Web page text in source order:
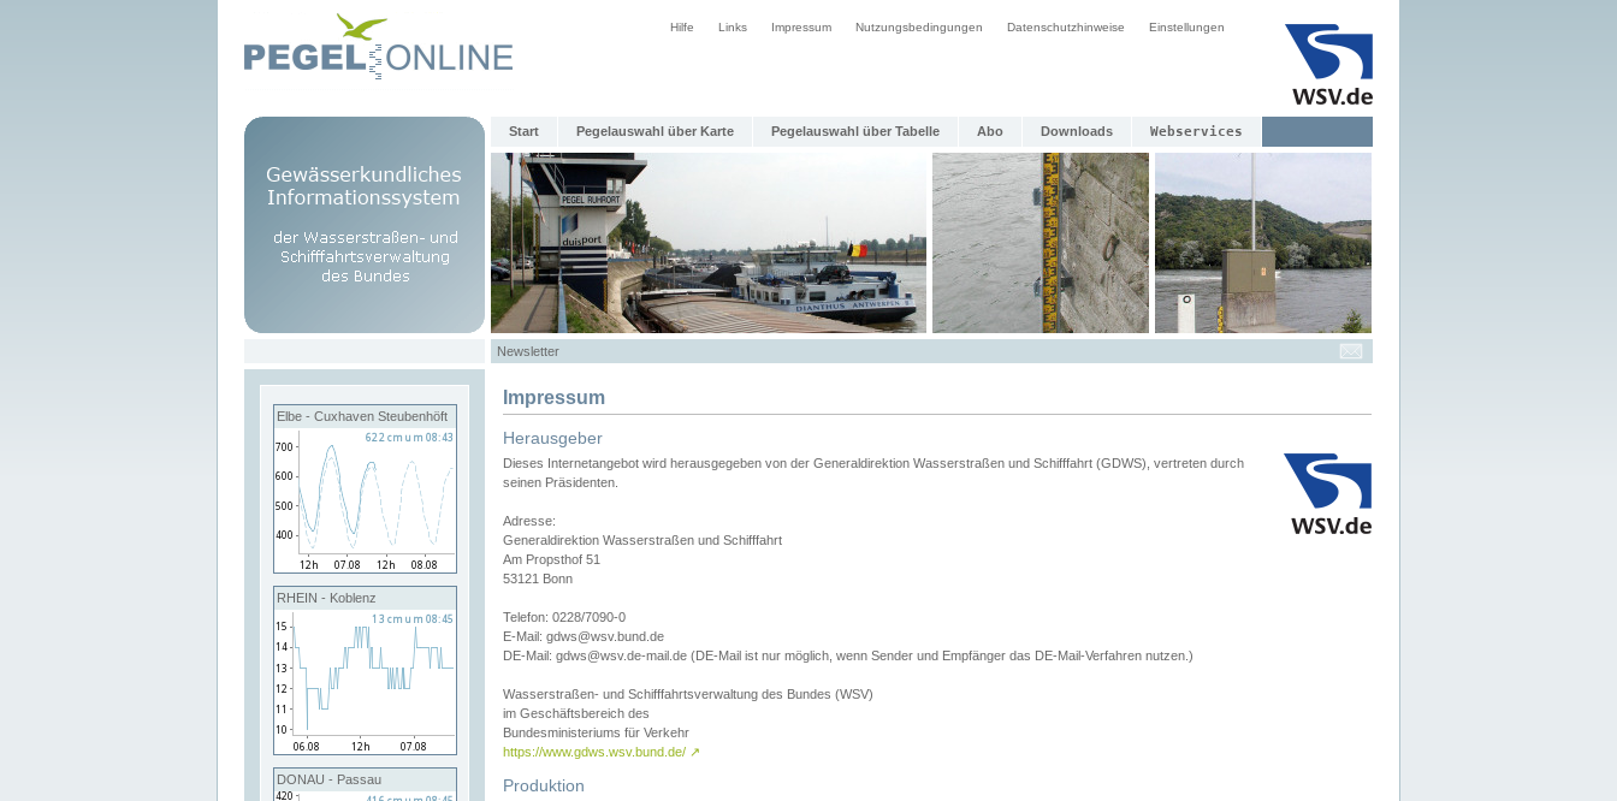
Hilfe Links Impressum Nutzungsbedingungen Datenschutzhinweise Einstellungen
Start Pegelauswahl über Karte Pegelauswahl über Tabelle Abo Downloads Webservices
Newsletter
Elbe - Cuxhaven Steubenhöft
RHEIN - Koblenz
DONAU - Passau
Impressum
Herausgeber
Dieses Internetangebot wird herausgegeben von der Generaldirektion Wasserstraßen und Schifffahrt (GDWS), vertreten durch
seinen Präsidenten.
Adresse:
Generaldirektion Wasserstraßen und Schifffahrt
Am Propsthof 51
53121 Bonn
Telefon: 0228/7090-0
E-Mail: gdws@wsv.bund.de
DE-Mail: gdws@wsv.de-mail.de (DE-Mail ist nur möglich, wenn Sender und Empfänger das DE-Mail-Verfahren nutzen.)
Wasserstraßen- und Schifffahrtsverwaltung des Bundes (WSV)
im Geschäftsbereich des
Bundesministeriums für Verkehr
https://www.gdws.wsv.bund.de/ ↗
Produktion